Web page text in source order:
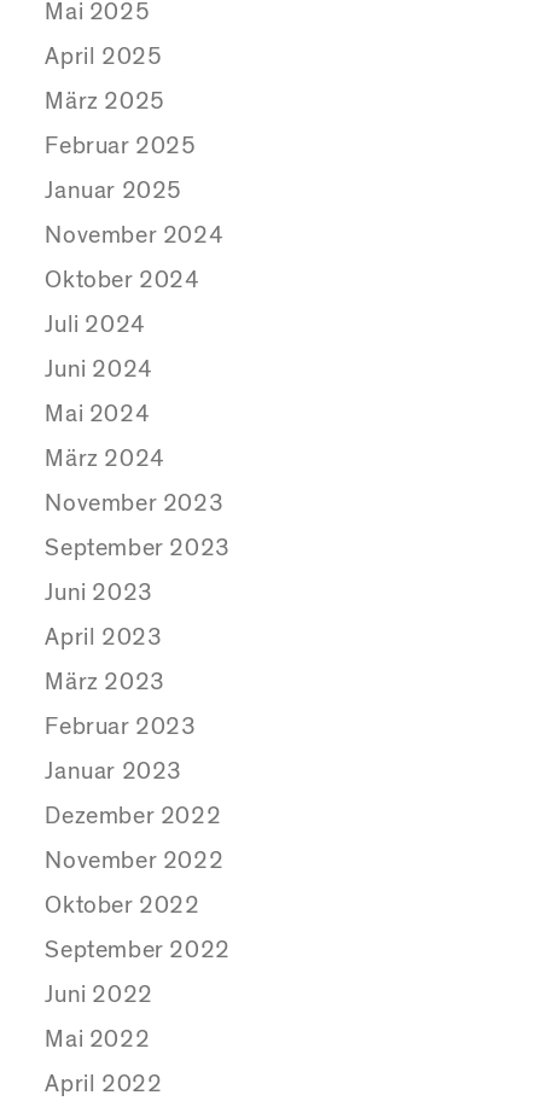
Mai 2025
April 2025
März 2025
Februar 2025
Januar 2025
November 2024
Oktober 2024
Juli 2024
Juni 2024
Mai 2024
März 2024
November 2023
September 2023
Juni 2023
April 2023
März 2023
Februar 2023
Januar 2023
Dezember 2022
November 2022
Oktober 2022
September 2022
Juni 2022
Mai 2022
April 2022